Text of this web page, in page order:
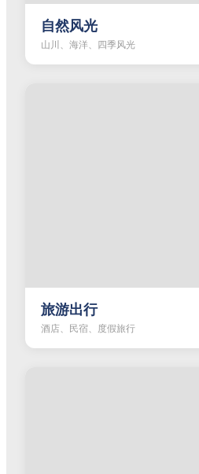
自然风光
山川、海洋、四季风光
旅游出行
酒店、民宿、度假旅行